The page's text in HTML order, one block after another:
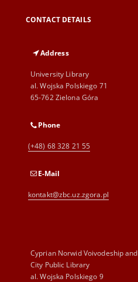
CONTACT DETAILS
Address
University Library
al. Wojska Polskiego 71
65-762 Zielona Góra
Phone
(+48) 68 328 21 55
E-Mail
kontakt@zbc.uz.zgora.pl
Cyprian Norwid Voivodeship and
City Public Library
al. Wojska Polskiego 9